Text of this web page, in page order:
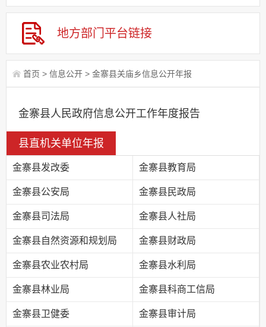
地方部门 平台链接
首页 > 信息公开 > 金寨县关庙乡信息公开年报
金寨县人民政府信息公开工作年度报告
县直机关单位年报
金寨县发改委 金寨县教育局
金寨县公安局 金寨县民政局
金寨县司法局 金寨县人社局
金寨县自然资源和规划局 金寨县财政局
金寨县农业农村局 金寨县水利局
金寨县林业局 金寨县科商工信局
金寨县卫健委 金寨县审计局